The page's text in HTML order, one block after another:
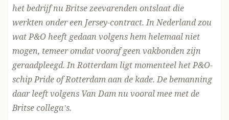
het bedrijf nu Britse zeevarenden ontslaat die
werkten onder een Jersey-contract. In Nederland zou
wat P&O heeft gedaan volgens hem helemaal niet
mogen, temeer omdat vooraf geen vakbonden zijn
geraadpleegd. In Rotterdam ligt momenteel het P&O-
schip Pride of Rotterdam aan de kade. De bemanning
daar leeft volgens Van Dam nu vooral mee met de
Britse collega’s.